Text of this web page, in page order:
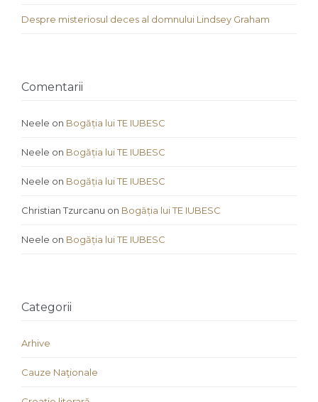
Despre misteriosul deces al domnului Lindsey Graham
Comentarii
Neele on Bogăția lui TE IUBESC
Neele on Bogăția lui TE IUBESC
Neele on Bogăția lui TE IUBESC
Christian Tzurcanu on Bogăția lui TE IUBESC
Neele on Bogăția lui TE IUBESC
Categorii
Arhive
Cauze Naţionale